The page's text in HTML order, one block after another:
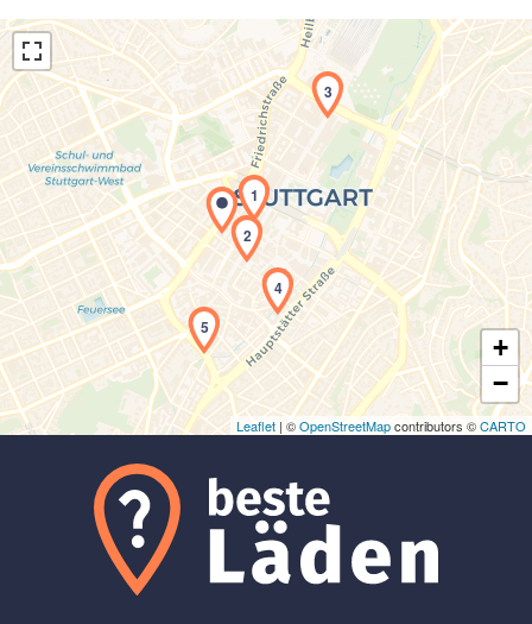
Laden der Karte...
1
2
3
4
5
+
−
Leaflet | ©OpenStreetMapcontributors ©CARTO